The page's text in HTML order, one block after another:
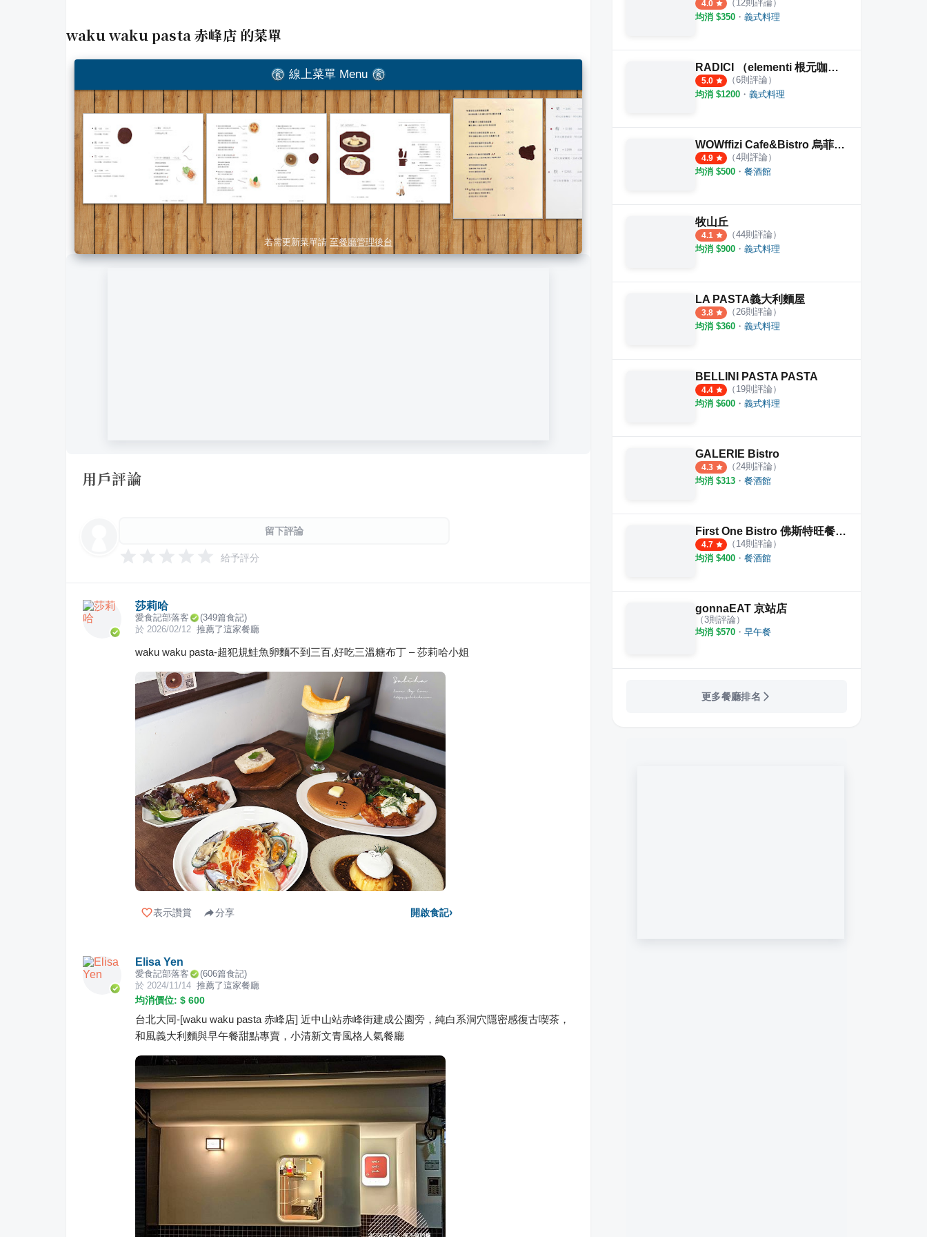
waku waku pasta 赤峰店的菜單
線上菜單 Menu
若需更新菜單請 至餐廳管理後台
用戶評論
留下評論
給予評分
莎莉哈
愛食記部落客 (349篇食記)
於 2026/02/12 推薦了這家餐廳
waku waku pasta-超犯規鮭魚卵麵不到三百,好吃三溫糖布丁 – 莎莉哈小姐
表示讚賞 分享 開啟食記›
Elisa Yen
愛食記部落客 (606篇食記)
於 2024/11/14 推薦了這家餐廳
均消價位: $ 600
台北大同-[waku waku pasta 赤峰店] 近中山站赤峰街建成公園旁，純白系洞穴隱密感復古喫茶，
和風義大利麵與早午餐甜點專賣，小清新文青風格人氣餐廳
4.0 （ 12則評論）
均消 $350 ・ 義式料理
RADICI （elementi 根元咖啡 經營）
5.0 （6則評論）
均消 $1200 ・ 義式料理
WOWffizi Cafe&Bistro 烏菲茲餐酒館
4.9 （4則評論）
均消 $500 ・ 餐酒館
牧山丘
4.1 （44則評論）
均消 $900 ・ 義式料理
LA PASTA義大利麵屋
3.8 （26則評論）
均消 $360 ・ 義式料理
BELLINI PASTA PASTA
4.4 （ 19則評論）
均消 $600 ・ 義式料理
GALERIE Bistro
4.3 （24則評論）
均消 $313 ・ 餐酒館
First One Bistro 佛斯特旺餐酒館 南西店
4.7 （ 14則評論）
均消 $400 ・ 餐酒館
gonnaEAT 京站店
（3則評論）
均消 $570 ・ 早午餐
更多餐廳排名